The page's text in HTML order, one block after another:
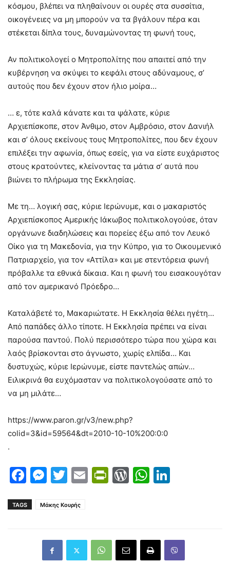
κόσμου, βλέπει να πληθαίνουν οι ουρές στα συσσίτια,
οικογένειες να μη μπορούν να τα βγάλουν πέρα και
στέκεται δίπλα τους, δυναμώνοντας τη φωνή τους,
Αν πολιτικολογεί ο Μητροπολίτης που απαιτεί από την
κυβέρνηση να σκύψει το κεφάλι στους αδύναμους, σ’
αυτούς που δεν έχουν στον ήλιο μοίρα…
… ε, τότε καλά κάνατε και τα ψάλατε, κύριε
Αρχιεπίσκοπε, στον Άνθιμο, στον Αμβρόσιο, στον Δανιήλ
και σ’ όλους εκείνους τους Μητροπολίτες, που δεν έχουν
επιλέξει την αφωνία, όπως εσείς, για να είστε ευχάριστος
στους κρατούντες, κλείνοντας τα μάτια σ’ αυτά που
βιώνει το πλήρωμα της Εκκλησίας.
Με τη… λογική σας, κύριε Ιερώνυμε, και ο μακαριστός
Αρχιεπίσκοπος Αμερικής Ιάκωβος πολιτικολογούσε, όταν
οργάνωνε διαδηλώσεις και πορείες έξω από τον Λευκό
Οίκο για τη Μακεδονία, για την Κύπρο, για το Οικουμενικό
Πατριαρχείο, για τον «Αττίλα» και με στεντόρεια φωνή
πρόβαλλε τα εθνικά δίκαια. Και η φωνή του εισακουγόταν
από τον αμερικανό Πρόεδρο…
Καταλάβετέ το, Μακαριώτατε. Η Εκκλησία θέλει ηγέτη…
Από παπάδες άλλο τίποτε. Η Εκκλησία πρέπει να είναι
παρούσα παντού. Πολύ περισσότερο τώρα που χώρα και
λαός βρίσκονται στο άγνωστο, χωρίς ελπίδα… Και
δυστυχώς, κύριε Ιερώνυμε, είστε παντελώς απών…
Ειλικρινά θα ευχόμασταν να πολιτικολογούσατε από το
να μη μιλάτε…
https://www.paron.gr/v3/new.php?
colid=3&id=59564&dt=2010-10-10%200:0:0
.
Facebook
Messenger
Twitter
EmailPrintFriendly
WordPress
WhatsApp
TAGS Μάκης Κουρής